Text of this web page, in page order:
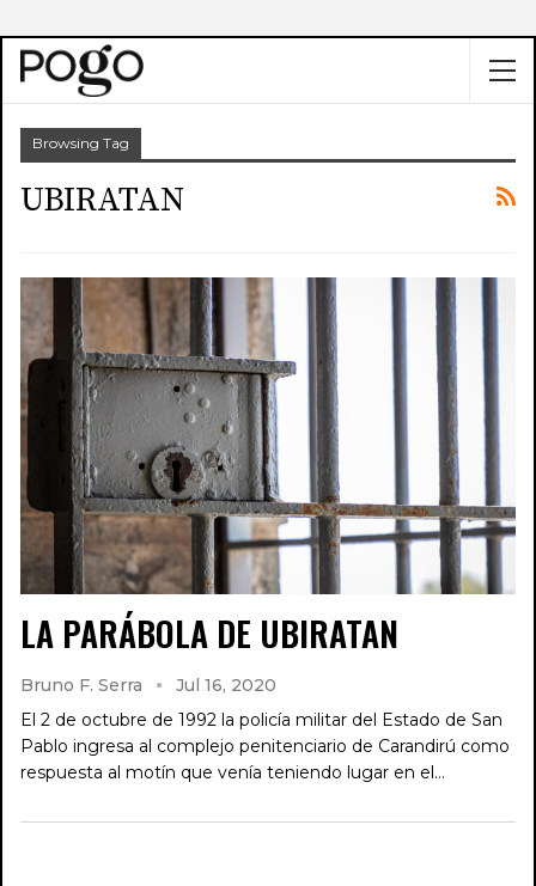
Browsing Tag
UBIRATAN
LA PARÁBOLA DE UBIRATAN
Bruno F. Serra
Jul 16, 2020
El 2 de octubre de 1992 la policía militar del Estado de San
Pablo ingresa al complejo penitenciario de Carandirú como
respuesta al motín que venía teniendo lugar en el…